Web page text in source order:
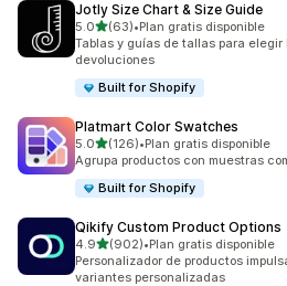
Jotly Size Chart & Size Guide
5.0de 5 estrellas
(63)
63 reseñas en total
•Plan gratis disponible
Tablas y guías de tallas para
devoluciones
Built for Shopify
Platmart Color Swatches
5.0de 5 estrellas
(126)
126 reseñas en total
•Plan gratis disponible
Agrupa productos con muestras
Built for Shopify
Qikify Custom Product Options
4.9de 5 estrellas
(902)
902 reseñas en total
•Plan gratis disponible
Personalizador de productos
variantes personalizadas